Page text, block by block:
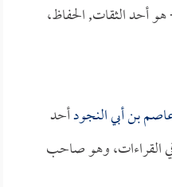
أحد الثقات, الحفاظ،
بن أبي النجودأحد
في القراءات، وهو صاحب